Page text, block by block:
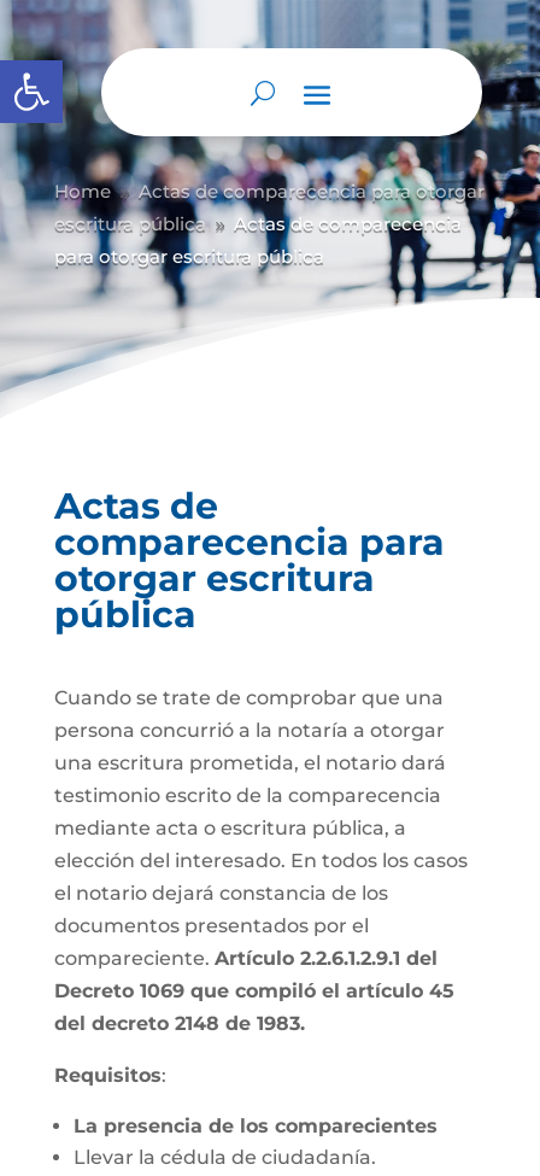
Abrir barra de herramientas
Home 9 Actas de comparecencia para otorgar
escritura pública
9 Actas de comparecencia
para otorgar escritura pública
Actas de
comparecencia para
otorgar escritura
pública
Cuando se trate de comprobar que una
persona concurrió a la notaría a otorgar
una escritura prometida, el notario dará
testimonio escrito de la comparecencia
mediante acta o escritura pública, a
elección del interesado. En todos los casos
el notario dejará constancia de los
documentos presentados por el
compareciente. Artículo 2.2.6.1.2.9.1 del
Decreto 1069 que compiló el artículo 45
del decreto 2148 de 1983.
Requisitos:
La presencia de los comparecientes
Llevar la cédula de ciudadanía.